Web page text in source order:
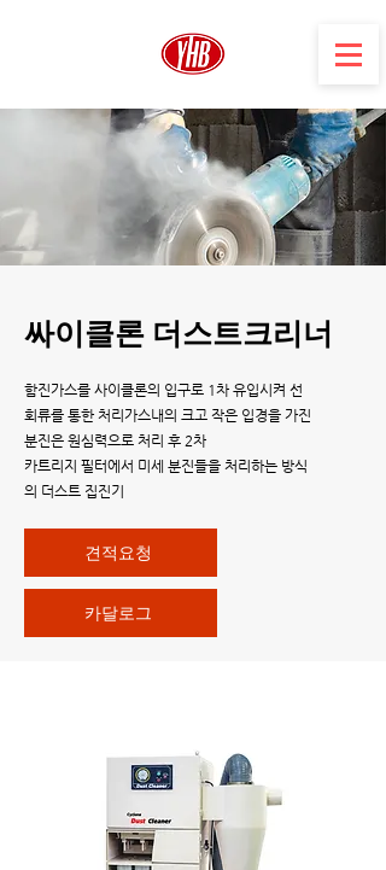
싸이클론 더스트크리너
함진가스를 사이클론의 입구로 1차 유입시켜 선
회류를 통한 처리가스내의 크고 작은 입경을 가진
분진은 원심력으로 처리 후 2차
카트리지 필터에서 미세 분진들을 처리하는 방식
의 더스트 집진기
견적요청
카달로그